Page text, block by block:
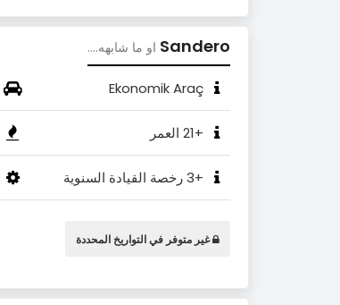
Sandero او ما شابهه....
Ekonomik Araç
+21 العمر
+3 رخصة القيادة السنوية
غير متوفر في التواريخ المحددة